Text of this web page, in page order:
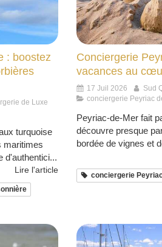
: boostez
de Luxe
turquoise
maritimes
d'authentici...
Lire l'article
Conciergerie
vacances au
17 Juil 2026
Sud
conciergerie Peyriac
Peyriac-de-Mer fait
découvre presque
bordée de vignes et
conciergerie